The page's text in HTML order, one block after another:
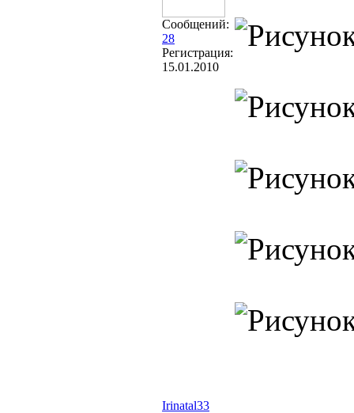
Сообщений:
28
Регистрация:
15.01.2010
Irinatal33